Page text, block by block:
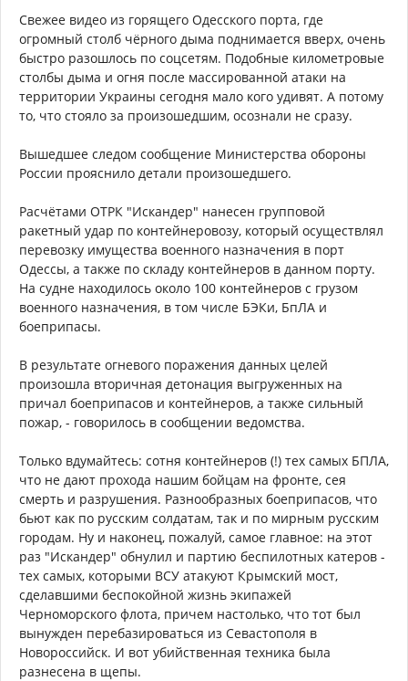
Свежее видео из горящего Одесского порта, где
огромный столб чёрного дыма поднимается вверх, очень
быстро разошлось по соцсетям. Подобные километровые
столбы дыма и огня после массированной атаки на
территории Украины сегодня мало кого удивят. А потому
то, что стояло за произошедшим, осознали не сразу.
Вышедшее следом сообщение Министерства обороны
России прояснило детали произошедшего.
Расчётами ОТРК "Искандер" нанесен групповой
ракетный удар по контейнеровозу, который осуществлял
перевозку имущества военного назначения в порт
Одессы, а также по складу контейнеров в данном порту.
На судне находилось около 100 контейнеров с грузом
военного назначения, в том числе БЭКи, БпЛА и
боеприпасы.
В результате огневого поражения данных целей
произошла вторичная детонация выгруженных на
причал боеприпасов и контейнеров, а также сильный
пожар, - говорилось в сообщении ведомства.
Только вдумайтесь: сотня контейнеров (!) тех самых БПЛА,
что не дают прохода нашим бойцам на фронте, сея
смерть и разрушения. Разнообразных боеприпасов, что
бьют как по русским солдатам, так и по мирным русским
городам. Ну и наконец, пожалуй, самое главное: на этот
раз "Искандер" обнулил и партию беспилотных катеров -
тех самых, которыми ВСУ атакуют Крымский мост,
сделавшими беспокойной жизнь экипажей
Черноморского флота, причем настолько, что тот был
вынужден перебазироваться из Севастополя в
Новороссийск. И вот убийственная техника была
разнесена в щепы.